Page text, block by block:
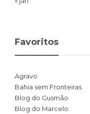
Favoritos
Agravo
Bahia sem Fronteiras
Blog do Gusmão
Blog do Marcelo